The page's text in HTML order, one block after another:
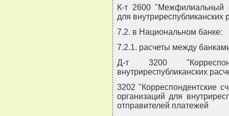
К-т 2600 "Межфилиальный
для внутриреспубликанских
7.2. в Национальном банке:
7.2.1. расчеты между
Д-т 3200
внутриреспубликанских
3202 "Корреспондентские
организаций для
отправителей платежей